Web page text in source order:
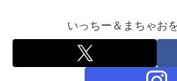
いっちー＆まちゃお